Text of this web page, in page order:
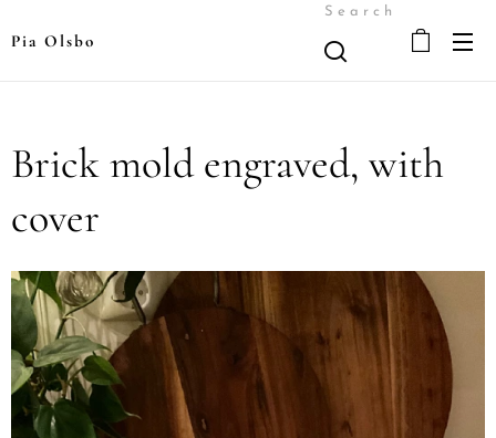
Pia Olsbo
Search
Brick mold engraved, with
cover